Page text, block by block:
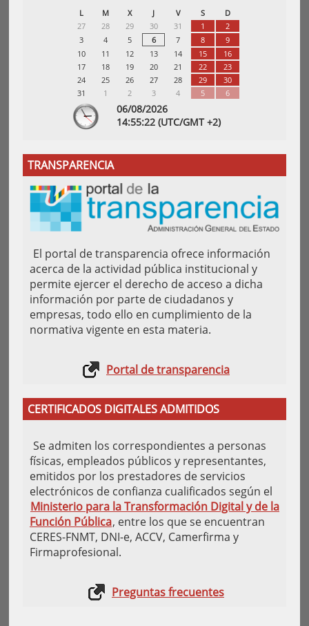
L M X J V S
D
27
28 29 30 31 1
2
3
4 5 6 7 8
9
10
11 12 13 14 15
16
17
18 19 20 21 22
23
24
25 26 27 28 29
30
31
1 2 3 4 5 6
06/08/2026
14:55:23 (UTC/GMT +2)
TRANSPARENCIA
El portal de transparencia ofrece información
acerca de la actividad pública institucional y
permite ejercer el derecho de acceso a dicha
información por parte de ciudadanos y
empresas, todo ello en cumplimiento de la
normativa vigente en esta materia.
Portal de transparencia
CERTIFICADOS DIGITALES ADMITIDOS
Se admiten los correspondientes a personas
físicas, empleados públicos y representantes,
emitidos por los prestadores de servicios
electrónicos de confianza cualificados según el
Ministerio para la Transformación Digital y de la
Función Pública, entre los que se encuentran
CERES-FNMT, DNI-e, ACCV, Camerfirma y
Firmaprofesional.
Preguntas frecuentes